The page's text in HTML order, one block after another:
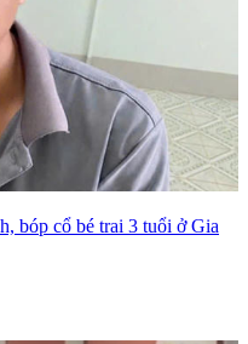
bóp cổ bé trai 3 tuổi ở Gia